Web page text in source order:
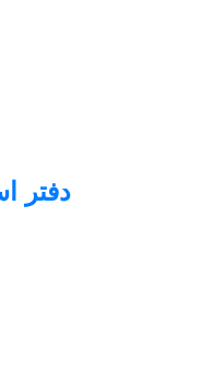
دفتر